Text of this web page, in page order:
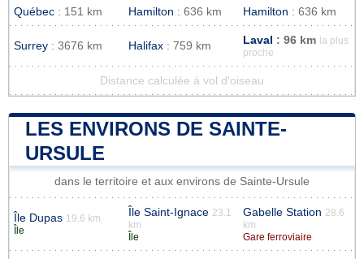
Québec : 151 km Hamilton : 636 km Hamilton : 636 km
Surrey : 3676 km Halifax : 759 km Laval : 96 km
la plus
proche
Distance calculée à vol d'oiseau
LES ENVIRONS DE SAINTE-
URSULE
dans le territoire et aux environs de Sainte-Ursule
Île Dupas 19.6 km
Île
Île Saint-Ignace 23.1
km
Île
Gabelle Station 28.6
km
Gare ferroviaire